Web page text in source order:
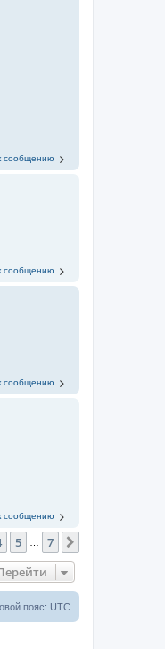
сообщению
сообщению
сообщению
сообщению
5 7
пояс: UTC